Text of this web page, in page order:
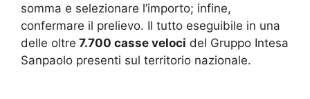
somma e selezionare l’importo; infine,
confermare il prelievo. Il tutto eseguibile in una
delle oltre 7.700 casse veloci del Gruppo Intesa
Sanpaolo presenti sul territorio nazionale.